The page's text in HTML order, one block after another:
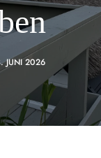
JUNI 2026